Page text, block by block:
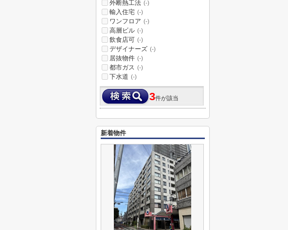
外断熱工法 (-)
輸入住宅 (-)
ワンフロア (-)
高層ビル (-)
飲食店可 (-)
デザイナーズ (-)
居抜物件 (-)
都市ガス (-)
下水道 (-)
3件が該当
新着物件